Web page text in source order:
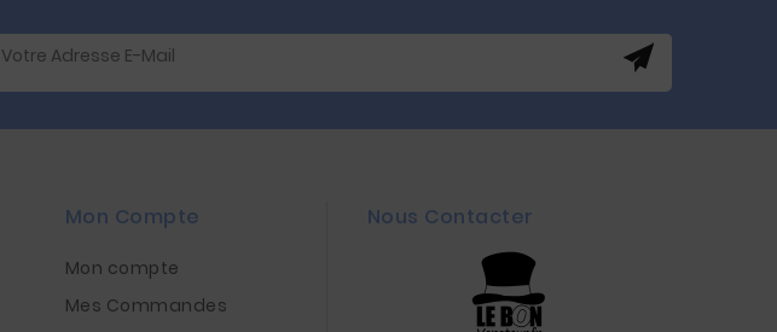
Mon Compte
Mon compte
Mes Commandes
Nous Contacter